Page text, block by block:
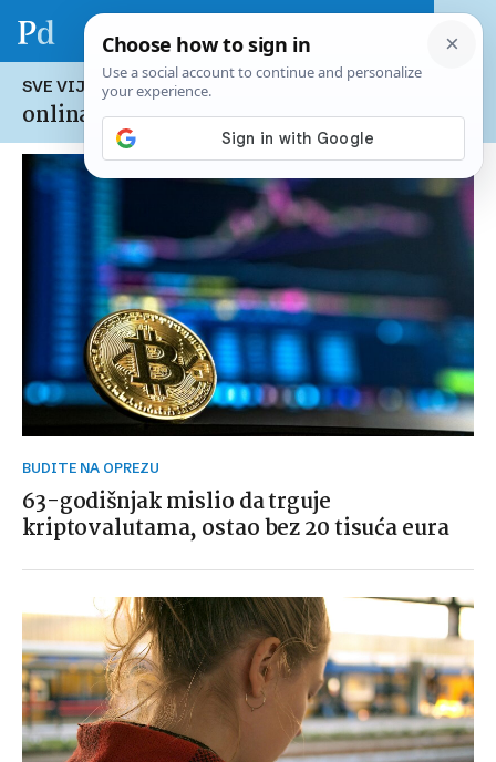
SVE VIJESTI NA TEMU:
onlina prevara
BUDITE NA OPREZU
63-godišnjak mislio da trguje
kriptovalutama, ostao bez 20 tisuća eura